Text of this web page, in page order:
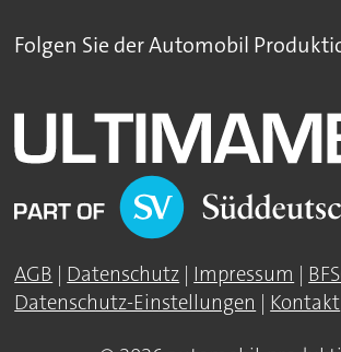
Folgen Sie der Automobil
AGB | Datenschutz | Impressum |
Datenschutz-Einstellungen | Kontakt